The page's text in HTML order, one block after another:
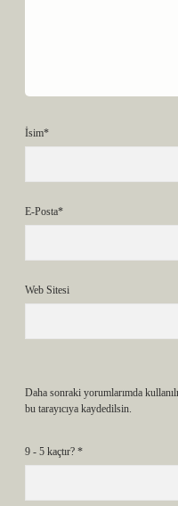
İsim*
E-Posta*
Web Sitesi
Daha sonraki yorumlarımda
bu tarayıcıya kaydedilsin.
9 - 5 kaçtır? *